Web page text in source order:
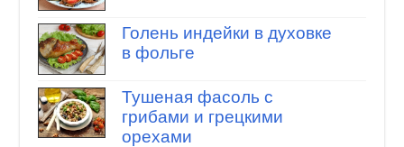
Голень индейки в духовке
в фольге
Тушеная фасоль с
грибами и грецкими
орехами